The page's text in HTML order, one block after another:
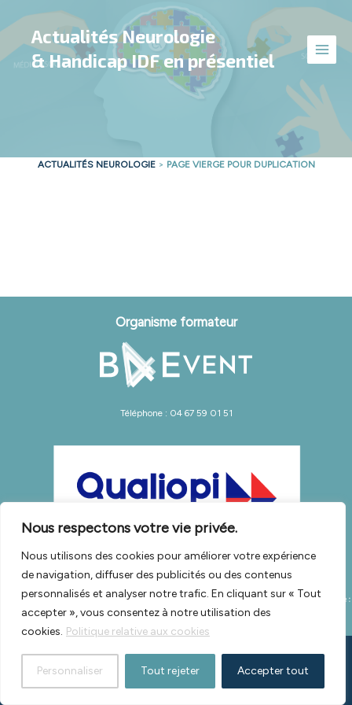
Nous respectons votre vie privée.
Nous utilisons des cookies pour améliorer votre expérience
de navigation, diffuser des publicités ou des contenus
personnalisés et analyser notre trafic. En cliquant sur « Tout
accepter », vous consentez à notre utilisation des
cookies. Politique relative aux cookies
Personnaliser Tout rejeter Accepter tout
contenuActualités Neurologie
& Handicap IDF en présentiel
ACTUALITÉS NEUROLOGIE> PAGE VIERGE POUR DUPLICATION
Organisme formateur
Téléphone : 04 67 59 01 51
Copyright © 2026 Actualités Neurologie - Mentions légales CGV
ÉTHIQUE & CONFORMITÉ | GL events